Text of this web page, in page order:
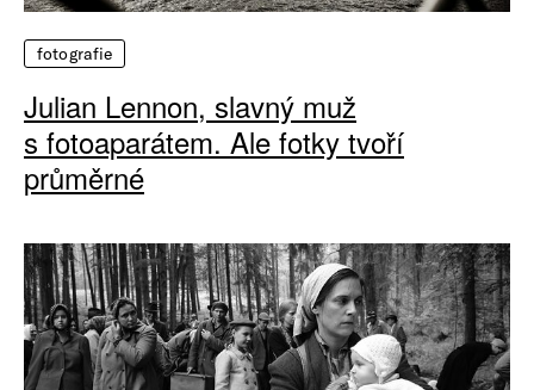
fotografie
Julian Lennon, slavný muž
s fotoaparátem. Ale fotky tvoří
průměrné